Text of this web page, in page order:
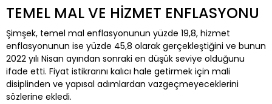
TEMEL MAL VE HİZMET ENFLASYONU
Şimşek, temel mal enflasyonunun yüzde 19,8, hizmet
enflasyonunun ise yüzde 45,8 olarak gerçekleştiğini ve bunun
2022 yılı Nisan ayından sonraki en düşük seviye olduğunu
ifade etti. Fiyat istikrarını kalıcı hale getirmek için mali
disiplinden ve yapısal adımlardan vazgeçmeyeceklerini
sözlerine ekledi.